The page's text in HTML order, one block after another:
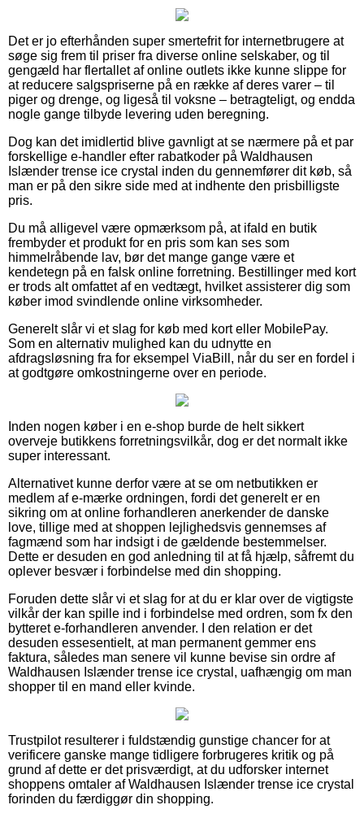
Det er jo efterhånden super smertefrit for internetbrugere at
søge sig frem til priser fra diverse online selskaber, og til
gengæld har flertallet af online outlets ikke kunne slippe for
at reducere salgspriserne på en række af deres varer – til
piger og drenge, og ligeså til voksne – betragteligt, og endda
nogle gange tilbyde levering uden beregning.
Dog kan det imidlertid blive gavnligt at se nærmere på et par
forskellige e-handler efter rabatkoder på Waldhausen
Islænder trense ice crystal inden du gennemfører dit køb, så
man er på den sikre side med at indhente den prisbilligste
pris.
Du må alligevel være opmærksom på, at ifald en butik
frembyder et produkt for en pris som kan ses som
himmelråbende lav, bør det mange gange være et
kendetegn på en falsk online forretning. Bestillinger med kort
er trods alt omfattet af en vedtægt, hvilket assisterer dig som
køber imod svindlende online virksomheder.
Generelt slår vi et slag for køb med kort eller MobilePay.
Som en alternativ mulighed kan du udnytte en
afdragsløsning fra for eksempel ViaBill, når du ser en fordel i
at godtgøre omkostningerne over en periode.
Inden nogen køber i en e-shop burde de helt sikkert
overveje butikkens forretningsvilkår, dog er det normalt ikke
super interessant.
Alternativet kunne derfor være at se om netbutikken er
medlem af e-mærke ordningen, fordi det generelt er en
sikring om at online forhandleren anerkender de danske
love, tillige med at shoppen lejlighedsvis gennemses af
fagmænd som har indsigt i de gældende bestemmelser.
Dette er desuden en god anledning til at få hjælp, såfremt du
oplever besvær i forbindelse med din shopping.
Foruden dette slår vi et slag for at du er klar over de vigtigste
vilkår der kan spille ind i forbindelse med ordren, som fx den
bytteret e-forhandleren anvender. I den relation er det
desuden essesentielt, at man permanent gemmer ens
faktura, således man senere vil kunne bevise sin ordre af
Waldhausen Islænder trense ice crystal, uafhængig om man
shopper til en mand eller kvinde.
Trustpilot resulterer i fuldstændig gunstige chancer for at
verificere ganske mange tidligere forbrugeres kritik og på
grund af dette er det prisværdigt, at du udforsker internet
shoppens omtaler af Waldhausen Islænder trense ice crystal
forinden du færdiggør din shopping.